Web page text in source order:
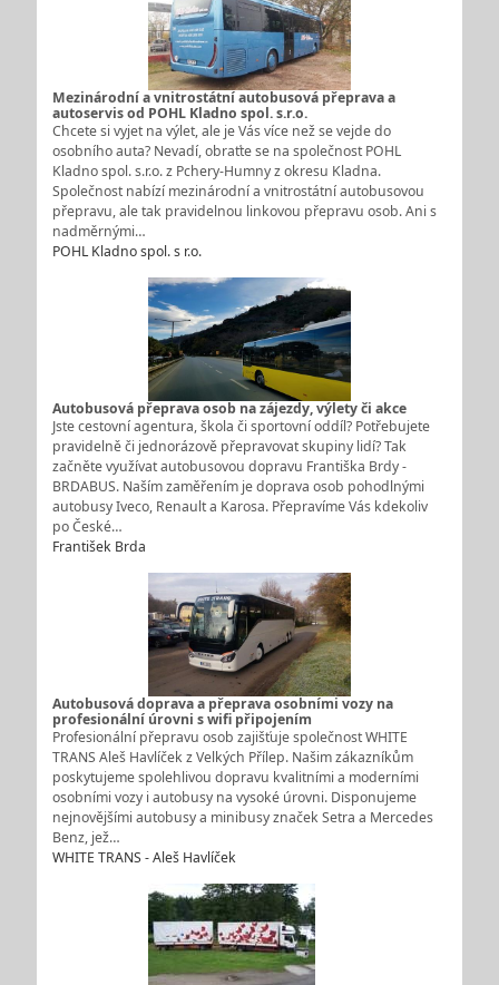
Mezinárodní a vnitrostátní autobusová přeprava a
autoservis od POHL Kladno spol. s.r.o.
Chcete si vyjet na výlet, ale je Vás více než se vejde do
osobního auta? Nevadí, obraťte se na společnost POHL
Kladno spol. s.r.o. z Pchery-Humny z okresu Kladna.
Společnost nabízí mezinárodní a vnitrostátní autobusovou
přepravu, ale tak pravidelnou linkovou přepravu osob. Ani s
nadměrnými…
POHL Kladno spol. s r.o.
Autobusová přeprava osob na zájezdy, výlety či akce
Jste cestovní agentura, škola či sportovní oddíl? Potřebujete
pravidelně či jednorázově přepravovat skupiny lidí? Tak
začněte využívat autobusovou dopravu Františka Brdy -
BRDABUS. Naším zaměřením je doprava osob pohodlnými
autobusy Iveco, Renault a Karosa. Přepravíme Vás kdekoliv
po České…
František Brda
Autobusová doprava a přeprava osobními vozy na
profesionální úrovni s wifi připojením
Profesionální přepravu osob zajišťuje společnost WHITE
TRANS Aleš Havlíček z Velkých Přílep. Našim zákazníkům
poskytujeme spolehlivou dopravu kvalitními a moderními
osobními vozy i autobusy na vysoké úrovni. Disponujeme
nejnovějšími autobusy a minibusy značek Setra a Mercedes
Benz, jež…
WHITE TRANS - Aleš Havlíček